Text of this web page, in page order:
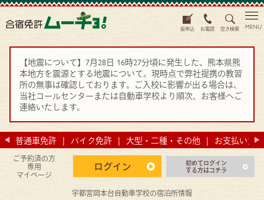
仮申込 お電話 空き検索
【地震について】7月28日 16時27分頃に発生した、熊本県熊
本地方を震源とする地震について。現時点で弊社提携の教習
所の無事は確認しております。ご入校に影響が出る場合は、
当社コールセンターまたは自動車学校より順次、お客様へご
連絡いたします。
普通車免許 バイク免許 大型・二種・その他 お支払い方法
ご予約済の方
専用
マイページ
ログイン
初めてログイン
する方はコチラ
MENU
宇都宮岡本台自動車学校の宿泊所情報